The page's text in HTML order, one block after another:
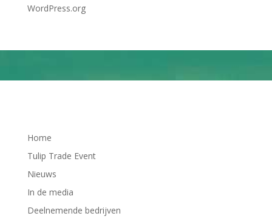
WordPress.org
Home
Tulip Trade Event
Nieuws
In de media
Deelnemende bedrijven